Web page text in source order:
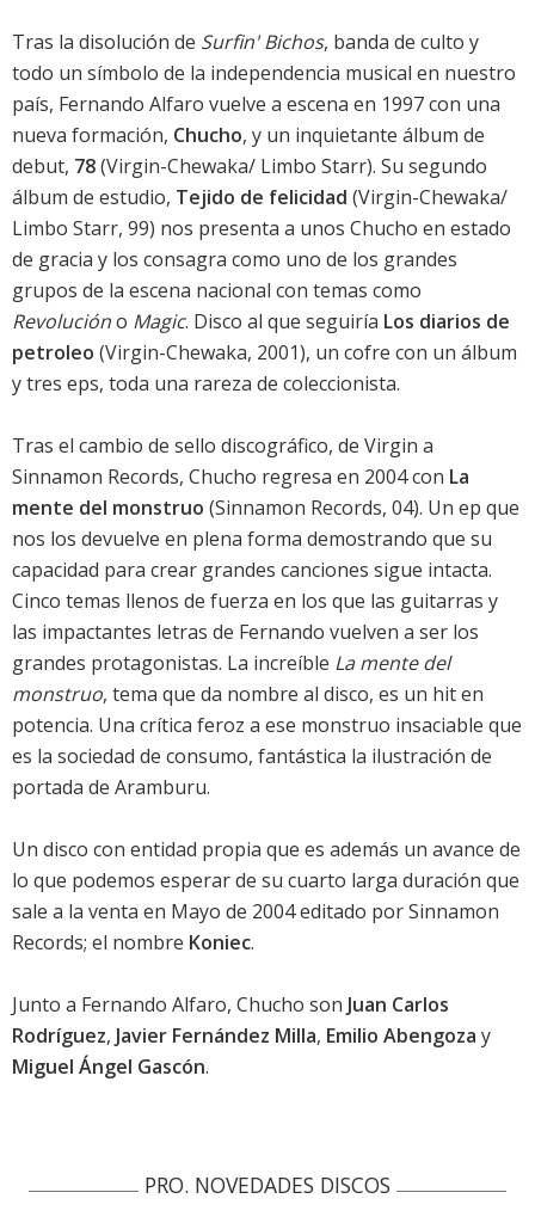
Tras la disolución de Surfin' Bichos, banda de culto y
todo un símbolo de la independencia musical en nuestro
país, Fernando Alfaro vuelve a escena en 1997 con una
nueva formación, Chucho, y un inquietante álbum de
debut, 78(Virgin-Chewaka/ Limbo Starr). Su segundo
álbum de estudio, Tejido de felicidad (Virgin-Chewaka/
Limbo Starr, 99) nos presenta a unos Chucho en estado
de gracia y los consagra como uno de los grandes
grupos de la escena nacional con temas como
Revolucióno Magic. Disco al que seguiría Los diarios de
petroleo (Virgin-Chewaka, 2001), un cofre con un álbum
y tres eps, toda una rareza de coleccionista.
Tras el cambio de sello discográfico, de Virgin a
Sinnamon Records, Chucho regresa en 2004 con La
mente del monstruo (Sinnamon Records, 04). Un ep que
nos los devuelve en plena forma demostrando que su
capacidad para crear grandes canciones sigue intacta.
Cinco temas llenos de fuerza en los que las guitarras y
las impactantes letras de Fernando vuelven a ser los
grandes protagonistas. La increíble La mente del
monstruo, tema que da nombre al disco, es un hit en
potencia. Una crítica feroz a ese monstruo insaciable que
es la sociedad de consumo, fantástica la ilustración de
portada de Aramburu.
Un disco con entidad propia que es además un avance de
lo que podemos esperar de su cuarto larga duración que
sale a la venta en Mayo de 2004 editado por Sinnamon
Records; el nombre Koniec.
Junto a Fernando Alfaro, Chucho son Juan Carlos
Rodríguez, Javier Fernández Milla, Emilio Abengoza y
Miguel Ángel Gascón.
PRO. NOVEDADES DISCOS